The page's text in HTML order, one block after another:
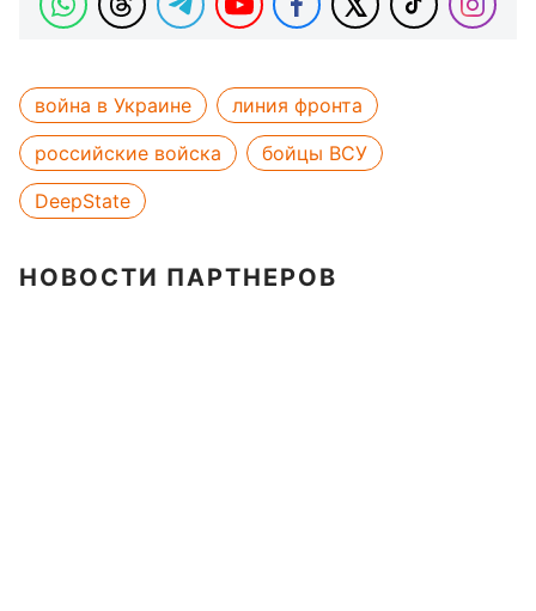
война в Украине
линия фронта
российские войска
бойцы ВСУ
DeepState
НОВОСТИ ПАРТНЕРОВ